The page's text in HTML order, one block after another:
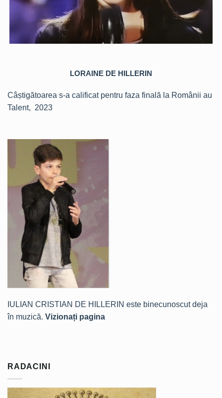
LORAINE DE HILLERIN
Câștigătoarea s-a calificat pentru faza finală la Românii au
Talent, 2023
IULIAN CRISTIAN DE HILLERIN este binecunoscut deja
în muzică. Vizionați pagina
RADACINI